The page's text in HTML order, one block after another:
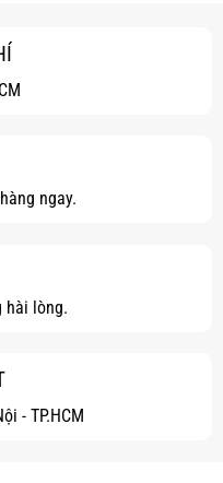
ngay.
hài lòng.
- TP.HCM